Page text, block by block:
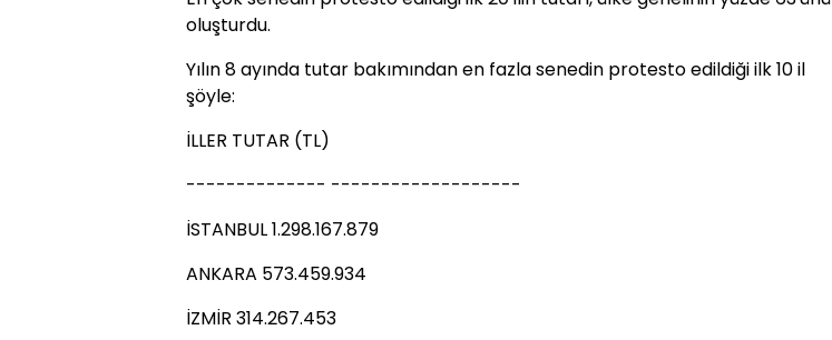
oluşturdu.
Yılın 8 ayında tutar bakımından en fazla senedin protesto edildiği ilk 10 il
şöyle:
İLLER TUTAR (TL)
-------------- -------------------
İSTANBUL 1.298.167.879
ANKARA 573.459.934
İZMİR 314.267.453